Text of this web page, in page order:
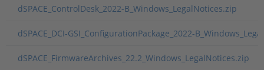
dSPACE_ControlDesk_2022-B_Windows_LegalNotices.zip
dSPACE_DCI-GSI_ConfigurationPackage_2022-
dSPACE_FirmwareArchives_22.2_Windows_LegalNotices.zip